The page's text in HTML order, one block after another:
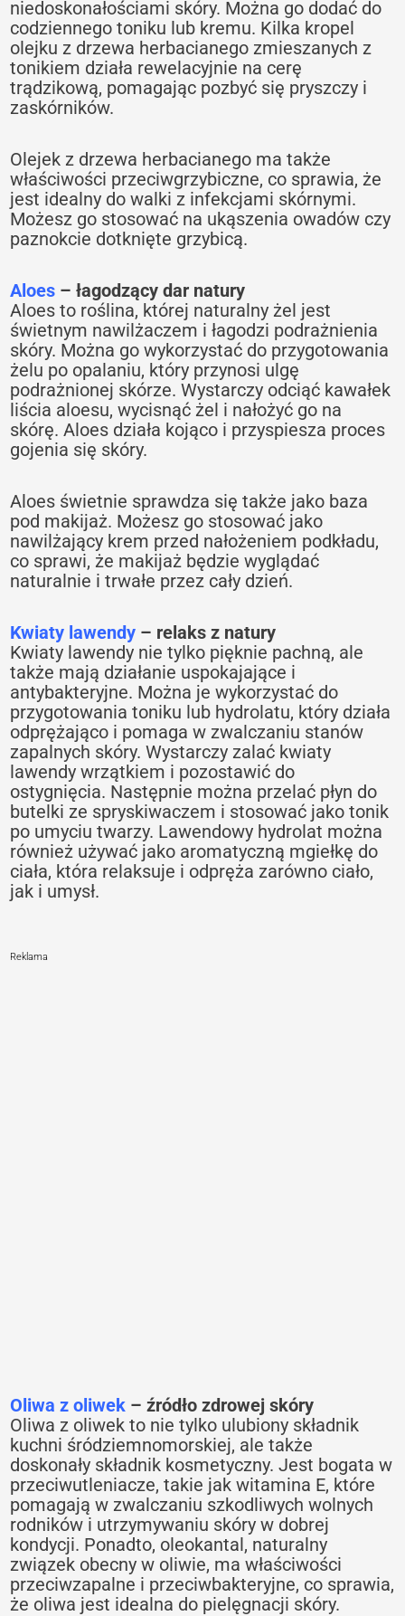
niedoskonałościami skóry. Można go dodać do
codziennego toniku lub kremu. Kilka kropel
olejku z drzewa herbacianego zmieszanych z
tonikiem działa rewelacyjnie na cerę
trądzikową, pomagając pozbyć się pryszczy i
zaskórników.
Olejek z drzewa herbacianego ma także
właściwości przeciwgrzybiczne, co sprawia, że
jest idealny do walki z infekcjami skórnymi.
Możesz go stosować na ukąszenia owadów czy
paznokcie dotknięte grzybicą.
Aloes – łagodzący dar natury
Aloes to roślina, której naturalny żel jest
świetnym nawilżaczem i łagodzi podrażnienia
skóry. Można go wykorzystać do przygotowania
żelu po opalaniu, który przynosi ulgę
podrażnionej skórze. Wystarczy odciąć kawałek
liścia aloesu, wycisnąć żel i nałożyć go na
skórę. Aloes działa kojąco i przyspiesza proces
gojenia się skóry.
Aloes świetnie sprawdza się także jako baza
pod makijaż. Możesz go stosować jako
nawilżający krem przed nałożeniem podkładu,
co sprawi, że makijaż będzie wyglądać
naturalnie i trwałe przez cały dzień.
Kwiaty lawendy – relaks z natury
Kwiaty lawendy nie tylko pięknie pachną, ale
także mają działanie uspokajające i
antybakteryjne. Można je wykorzystać do
przygotowania toniku lub hydrolatu, który działa
odprężająco i pomaga w zwalczaniu stanów
zapalnych skóry. Wystarczy zalać kwiaty
lawendy wrzątkiem i pozostawić do
ostygnięcia. Następnie można przelać płyn do
butelki ze spryskiwaczem i stosować jako tonik
po umyciu twarzy. Lawendowy hydrolat można
również używać jako aromatyczną mgiełkę do
ciała, która relaksuje i odpręża zarówno ciało,
jak i umysł.
Reklama
Oliwa z oliwek – źródło zdrowej skóry
Oliwa z oliwek to nie tylko ulubiony składnik
kuchni śródziemnomorskiej, ale także
doskonały składnik kosmetyczny. Jest bogata w
przeciwutleniacze, takie jak witamina E, które
pomagają w zwalczaniu szkodliwych wolnych
rodników i utrzymywaniu skóry w dobrej
kondycji. Ponadto, oleokantal, naturalny
związek obecny w oliwie, ma właściwości
przeciwzapalne i przeciwbakteryjne, co sprawia,
że oliwa jest idealna do pielęgnacji skóry.